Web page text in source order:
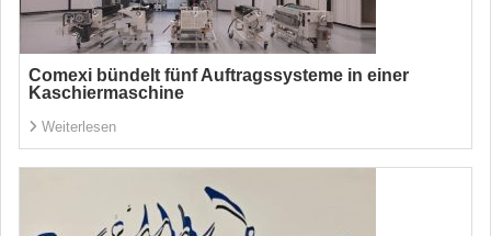
Comexi bündelt fünf Auftragssysteme in einer
Kaschiermaschine
Weiterlesen